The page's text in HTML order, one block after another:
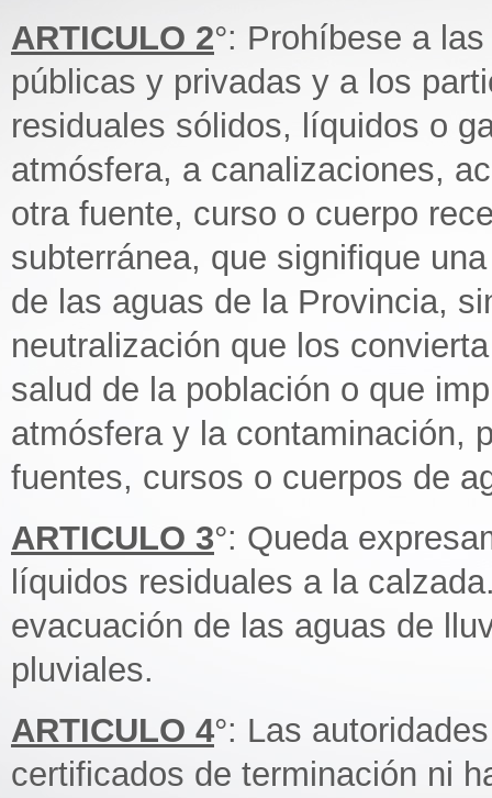
ARTICULO 2°: Prohíbese a
públicas y privadas y a los
residuales sólidos, líquidos o
atmósfera, a canalizaciones,
otra fuente, curso o cuerpo
subterránea, que signifique
de las aguas de la Provincia,
neutralización que los
salud de la población o que
atmósfera y la contaminación,
fuentes, cursos o cuerpos de
ARTICULO 3°: Queda
líquidos residuales a la
evacuación de las aguas de
pluviales.
ARTICULO 4°: Las
certificados de terminación ni